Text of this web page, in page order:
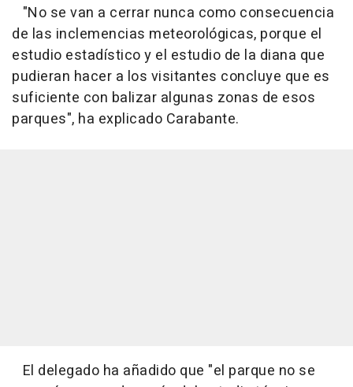
"No se van a cerrar nunca como consecuencia
de las inclemencias meteorológicas, porque el
estudio estadístico y el estudio de la diana que
pudieran hacer a los visitantes concluye que es
suficiente con balizar algunas zonas de esos
parques", ha explicado Carabante.
El delegado ha añadido que "el parque no se